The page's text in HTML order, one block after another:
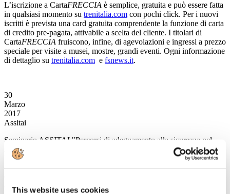
This website uses cookies
L’iscrizione a CartaFRECCIA è semplice, gratuita e può essere fatta
in qualsiasi momento su trenitalia.com con pochi click. Per i nuovi
iscritti è prevista una card gratuita comprendente la funzione di carta
di credito pre-pagata, attivabile a scelta del cliente. I titolari di
CartaFRECCIA fruiscono, infine, di agevolazioni e ingressi a prezzo
speciale per visite a musei, mostre, grandi eventi. Ogni informazione
di dettaglio su trenitalia.com e fsnews.it.
30
Marzo
2017
Assitai
Seminario ASSITAI "Percorsi di adeguamento alla sicurezza nel
settore turistico ricettivo. Problematiche, opportunità e prospettive".
Venezia, 6 aprile 2017
Giovedì 6 Aprile 2017, dalle ore 14.00 alle ore 16.30, presso
(Sala Argento), in Via delle Industrie, 19 (Venezia Marghera - Parco